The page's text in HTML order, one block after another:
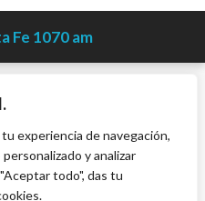
experiencia de navegación,
y analizar
todo", das tu
Fe 1070 am